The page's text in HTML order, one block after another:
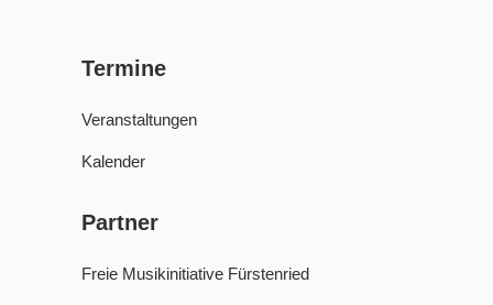
Termine
Veranstaltungen
Kalender
Partner
Freie Musikinitiative Fürstenried